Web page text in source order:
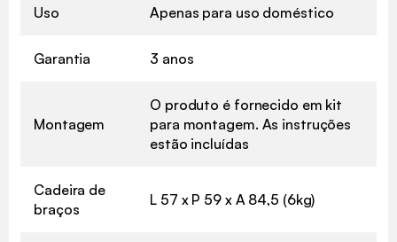
Uso Apenas para uso doméstico
Garantia 3 anos
Montagem
O produto é fornecido em kit
para montagem. As instruções
estão incluídas
Cadeira de
braços
L 57 x P 59 x A 84,5 (6kg)